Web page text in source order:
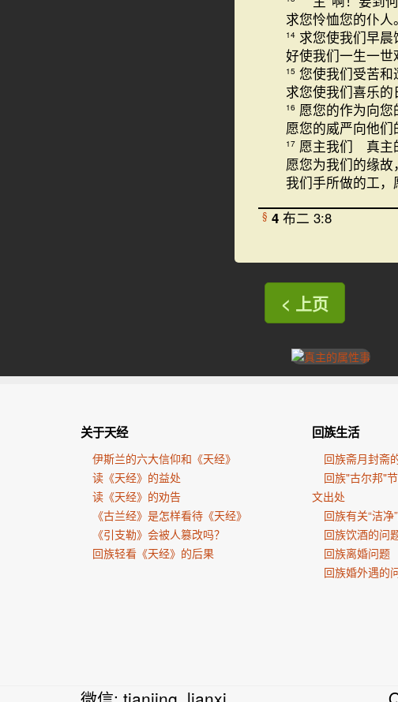
求您怜恤您的仆人。
14 求您使我们早晨
好使我们一生一世
15 您使我们受苦和
求您使我们喜乐的
16 愿您的作为向您
愿您的威严向他们
17 愿主我们 真主
愿您为我们的缘故
我们手所做的工，
§ 4 布二 3:8
< 上页
关于天经
伊斯兰的六大信仰和《天经》
读《天经》的益处
读《天经》的劝告
《古兰经》是怎样看待《天经》
《引支勒》会被人篡改吗？
回族轻看《天经》的后果
回族生活
回族斋月封斋
回族"古尔邦"
文出处
回族有关“洁净
回族饮酒的问
回族离婚问题
回族婚外遇的